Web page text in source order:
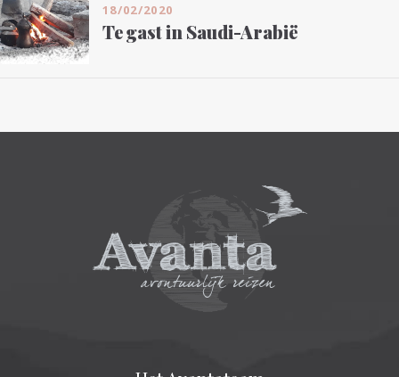
18/02/2020
Te gast in Saudi-Arabië